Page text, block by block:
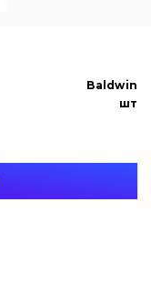
Baldwin
шт